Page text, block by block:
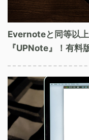
Evernoteと同等以
『UPNote』！有料